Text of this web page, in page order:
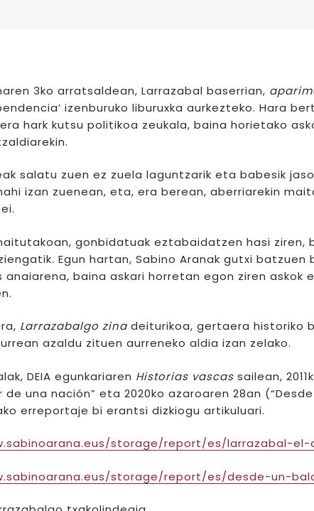
3ko arratsaldean, Larrazabal baserrian,
izenburuko liburuxka aurkezteko. Hara
hark kutsu politikoa zeukala, baina horietako
salatu zuen ez zuela laguntzarik eta babesik
izan zuenean, eta, era berean, aberriarekin
gonbidatuak eztabaidatzen hasi ziren,
Egun hartan, Sabino Aranak gutxi batzuen
anaiarena, baina askari horretan egon ziren askok
Larrazabalgo zinadeiturikoa, gertaera historiko
azaldu zituen aurreneko aldia izan zelako.
DEIA egunkariaren Historias vascassailean,
una nación” eta 2020ko azaroaren 28an
erreportaje bi erantsi dizkiogu artikuluari.
storage/report/es/larrazabal-
storage/report/es/desde-un-